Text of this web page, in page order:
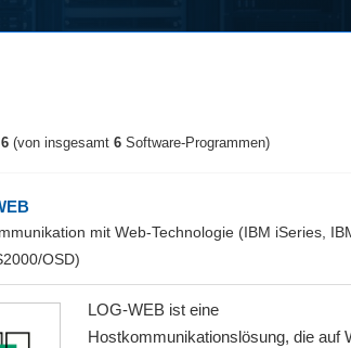
6 (von insgesamt 6 Software-Programmen)
mit Web-Technologie (IBM iSeries,
OSD)
LOG-WEB ist eine
Hostkommunikationslösung, die auf